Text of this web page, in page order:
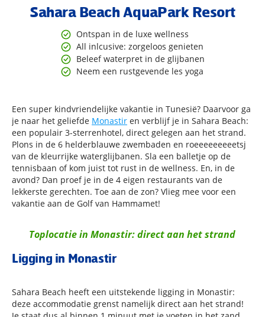
Sahara Beach AquaPark Resort
Ontspan in de luxe wellness
All inlcusive: zorgeloos genieten
Beleef waterpret in de glijbanen
Neem een rustgevende les yoga
Een super kindvriendelijke vakantie in Tunesië? Daarvoor ga
je naar het geliefde Monastir en verblijf je in Sahara Beach:
een populair 3-sterrenhotel, direct gelegen aan het strand.
Plons in de 6 helderblauwe zwembaden en roeeeeeeeeetsj
van de kleurrijke waterglijbanen. Sla een balletje op de
tennisbaan of kom juist tot rust in de wellness. En, in de
avond? Dan proef je in de 4 eigen restaurants van de
lekkerste gerechten. Toe aan de zon? Vlieg mee voor een
vakantie aan de Golf van Hammamet!
Toplocatie in Monastir: direct aan het strand
Ligging in Monastir
Sahara Beach heeft een uitstekende ligging in Monastir:
deze accommodatie grenst namelijk direct aan het strand!